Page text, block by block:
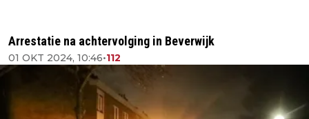
Arrestatie na achtervolging in Beverwijk
01 OKT 2024, 10:46•112